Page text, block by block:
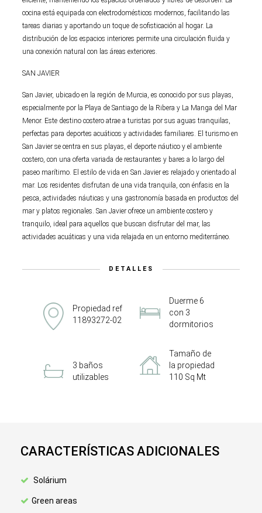
cocina está equipada con electrodomésticos modernos, facilitando las
tareas diarias y aportando un toque de sofisticación al hogar. La
distribución de los espacios interiores permite una circulación fluida y
una conexión natural con las áreas exteriores.
SAN JAVIER
San Javier, ubicado en la región de Murcia, es conocido por sus playas,
especialmente por la Playa de Santiago de la Ribera y La Manga del Mar
Menor. Este destino costero atrae a turistas por sus aguas tranquilas,
perfectas para deportes acuáticos y actividades familiares. El turismo en
San Javier se centra en sus playas, el deporte náutico y el ambiente
costero, con una oferta variada de restaurantes y bares a lo largo del
paseo marítimo. El estilo de vida en San Javier es relajado y orientado al
mar. Los residentes disfrutan de una vida tranquila, con énfasis en la
pesca, actividades náuticas y una gastronomía basada en productos del
mar y platos regionales. San Javier ofrece un ambiente costero y
tranquilo, ideal para aquellos que buscan disfrutar del mar, las
actividades acuáticas y una vida relajada en un entorno mediterráneo.
DETALLES
Propiedad ref
11893272-02
Duerme 6
con 3
dormitorios
3 baños
utilizables
Tamaño de
la propiedad
110 Sq Mt
CARACTERÍSTICAS ADICIONALES
Solárium
Green areas